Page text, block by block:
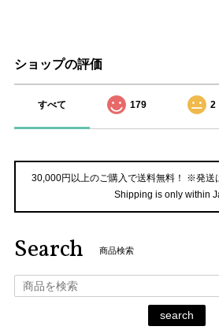
ショップの評価
すべて 179 2
30,000円以上のご購入で送料無料！ ※発
Shipping is only within
Search 商品検索
search